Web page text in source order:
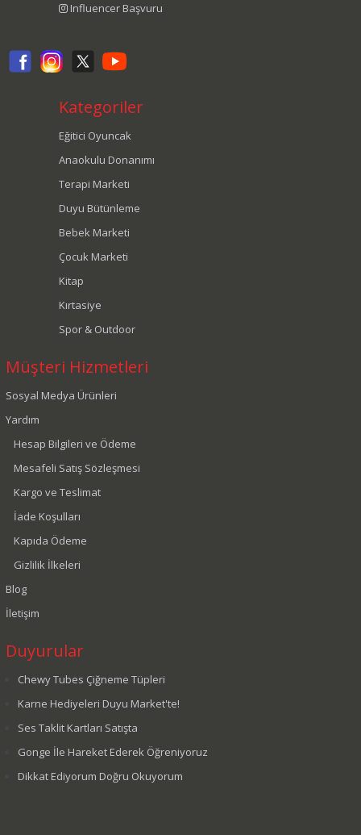
Influencer Başvuru
Kategoriler
Eğitici Oyuncak
Anaokulu Donanımı
Terapi Marketi
Duyu Bütünleme
Bebek Marketi
Çocuk Marketi
Kitap
Kırtasiye
Spor & Outdoor
Müşteri Hizmetleri
Sosyal Medya Ürünleri
Yardım
Hesap Bilgileri ve Ödeme
Mesafeli Satış Sözleşmesi
Kargo ve Teslimat
İade Koşulları
Kapıda Ödeme
Gizlilik İlkeleri
Blog
İletişim
Duyurular
Chewy Tubes Çiğneme Tüpleri
Karne Hediyeleri Duyu Market'te!
Ses Taklit Kartları Satışta
Gonge İle Hareket Ederek Öğreniyoruz
Dikkat Ediyorum Doğru Okuyorum